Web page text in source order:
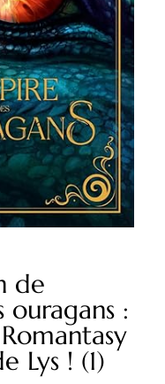
de
ouragans :
Lys ! (1)